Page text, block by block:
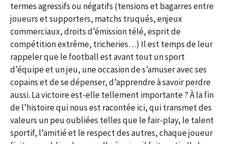
termes agressifs ou négatifs (tensions et bagarres entre
joueurs et supporters, matchs truqués, enjeux
commerciaux, droits d’émission télé, esprit de
compétition extrême, tricheries…) Il est temps de leur
rappeler que le football est avant tout un sport
d’équipe et un jeu, une occasion de s’amuser avec ses
copains et de se dépenser, d’apprendre à savoir perdre
aussi. La victoire est-elle tellement importante ? À la fin
de l’histoire qui nous est racontée ici, qui transmet des
valeurs un peu oubliées telles que le fair-play, le talent
sportif, l’amitié et le respect des autres, chaque joueur